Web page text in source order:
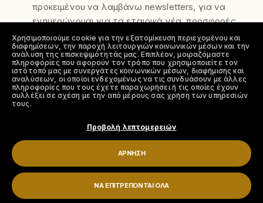
προκειμένου να λαμβάνω newsletters, για να
ενημερώνομαι για τα εταιρικά νέα, προσφορές
και τα νέα προϊόντα της εταιρίας. Η
συγκατάθεση σας μπορεί να ανακληθεί
ελεύθερα οποιαδήποτε στιγμή. Για να
απεγγραφείτε από την λίστα αποστολής
newsletter στείλτε μας το αίτημα σας στο
Συμφωνώ με την πολιτική απορρήτου
2023 © ΤΣΑΜΠΑΣΗΣ Α.Ε.
Χρησιμοποιούμε cookie για την εξατομίκευση περιεχομένου και
διαφημίσεων, την παροχή λειτουργιών κοινωνικών μέσων και την
ανάλυση της επισκεψιμότητάς μας. Επιπλέον, μοιραζόμαστε
πληροφορίες που αφορούν τον τρόπο που χρησιμοποιείτε τον
ιστότοπό μας με συνεργάτες κοινωνικών μέσων, διαφήμισης και
αναλύσεων, οι οποίοι ενδεχομένως να τις συνδυάσουν με άλλες
πληροφορίες που τους έχετε παραχωρήσει ή τις οποίες έχουν
συλλέξει σε σχέση με την από μέρους σας χρήση των υπηρεσιών
τους.
Προβολή λεπτομερειών
ΆΡΝΗΣΗ
ΝΑ ΕΠΙΤΡΈΠΟΝΤΑΙ ΌΛΑ